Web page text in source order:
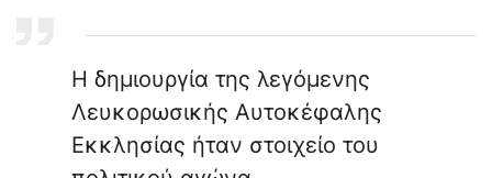
Η δημιουργία της λεγόμενης
Λευκορωσικής Αυτοκέφαλης
Εκκλησίας ήταν στοιχείο του